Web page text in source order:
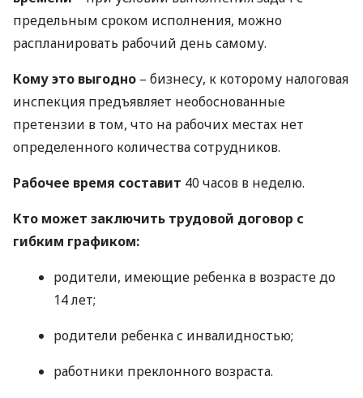
предельным сроком исполнения, можно
распланировать рабочий день самому.
Кому это выгодно – бизнесу, к которому налоговая
инспекция предъявляет необоснованные
претензии в том, что на рабочих местах нет
определенного количества сотрудников.
Рабочее время составит 40 часов в неделю.
Кто может заключить трудовой договор с
гибким графиком:
родители, имеющие ребенка в возрасте до
14 лет;
родители ребенка с инвалидностью;
работники преклонного возраста.